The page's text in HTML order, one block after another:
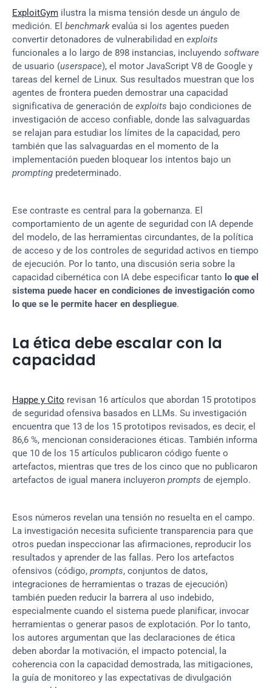
ExploitGym ilustra la misma tensión desde un ángulo de
medición. El benchmark evalúa si los agentes pueden
convertir detonadores de vulnerabilidad en exploits
funcionales a lo largo de 898 instancias, incluyendo software
de usuario (userspace), el motor JavaScript V8 de Google y
tareas del kernel de Linux. Sus resultados muestran que los
agentes de frontera pueden demostrar una capacidad
significativa de generación de exploits bajo condiciones de
investigación de acceso confiable, donde las salvaguardas
se relajan para estudiar los límites de la capacidad, pero
también que las salvaguardas en el momento de la
prompting predeterminado.
Ese contraste es central para la gobernanza. El
comportamiento de un agente de seguridad con IA depende
del modelo, de las herramientas circundantes, de la política
de acceso y de los controles de seguridad activos en tiempo
de ejecución. Por lo tanto, una discusión seria sobre la
capacidad cibernética con IA debe especificar tanto lo que el
sistema puede hacer en condiciones de investigación como
lo que se le permite hacer en despliegue.
La ética debe escalar con la
capacidad
Happe y Cito revisan 16 artículos que abordan 15 prototipos
de seguridad ofensiva basados en LLMs. Su investigación
encuentra que 13 de los 15 prototipos revisados, es decir, el
86,6 %, mencionan consideraciones éticas. También informa
que 10 de los 15 artículos publicaron código fuente o
artefactos, mientras que tres de los cinco que no publicaron
artefactos de igual manera incluyeron prompts de ejemplo.
Esos números revelan una tensión no resuelta en el campo.
La investigación necesita suficiente transparencia para que
otros puedan inspeccionar las afirmaciones, reproducir los
resultados y aprender de las fallas. Pero los artefactos
ofensivos (código, prompts, conjuntos de datos,
integraciones de herramientas o trazas de ejecución)
también pueden reducir la barrera al uso indebido,
especialmente cuando el sistema puede planificar, invocar
herramientas o generar pasos de explotación. Por lo tanto,
los autores argumentan que las declaraciones de ética
deben abordar la motivación, el impacto potencial, la
coherencia con la capacidad demostrada, las mitigaciones,
la guía de monitoreo y las expectativas de divulgación